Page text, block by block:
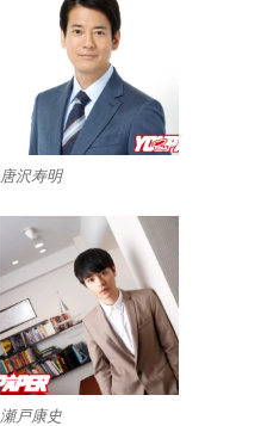
唐沢寿明
瀬戸康史